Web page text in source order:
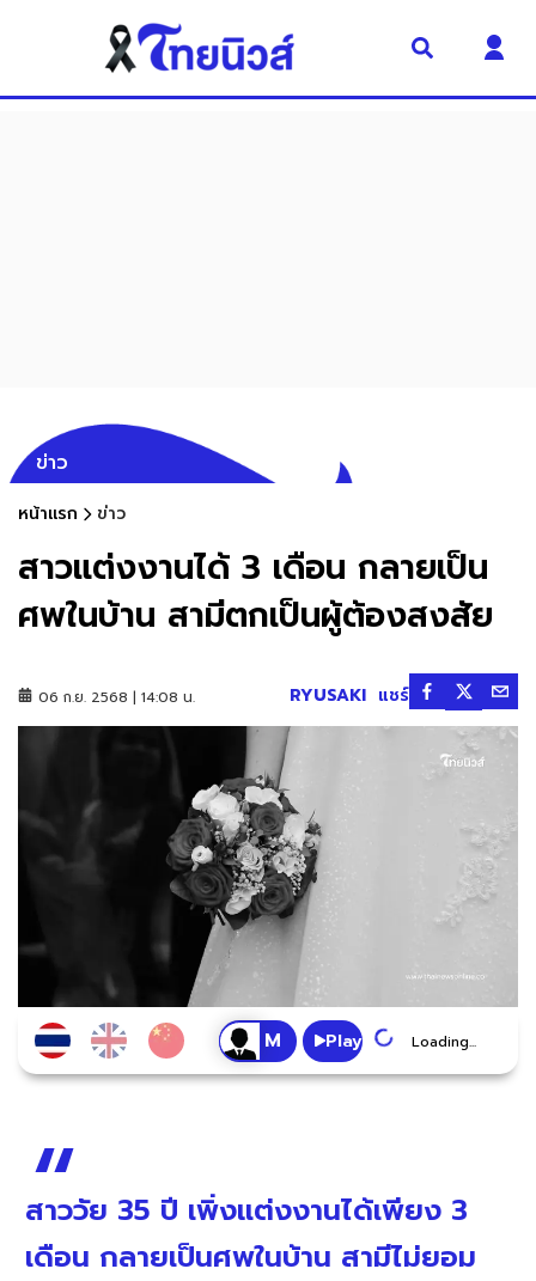
ข่าว
หน้าแรก ข่าว
สาวแต่งงานได้ 3 เดือน กลายเป็น
ศพในบ้าน สามีตกเป็นผู้ต้องสงสัย
06 ก.ย. 2568 | 14:08 น. RYUSAKI แชร์
Play Loading...
สาววัย 35 ปี เพิ่งแต่งงานได้เพียง 3
เดือน กลายเป็นศพในบ้าน สามีไม่ยอม